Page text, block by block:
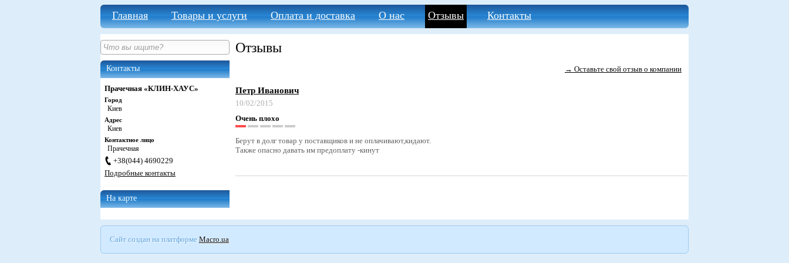
Главная Товары и услуги Оплата и доставка О нас Отзывы Контакты
Контакты
Прачечная «КЛИН-ХАУС»
Город
Киев
Адрес
Киев
Контактное лицо
Прачечная
+38(044) 4690229
Подробные контакты
На карте
Отзывы
→ Оставьте свой отзыв о компании
Петр Иванович
10/02/2015
Очень плохо
Берут в долг товар у поставщиков и не оплачивают,кидают.
Также опасно давать им предоплату -кинут
Сайт создан на платформе Macro.ua